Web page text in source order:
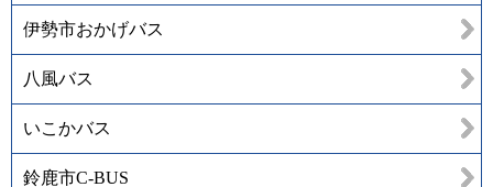
伊勢市おかげバス
八風バス
いこかバス
鈴鹿市C-BUS